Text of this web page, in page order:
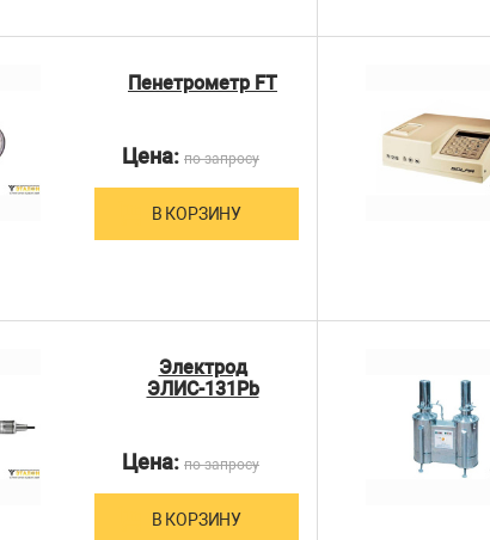
Пенетрометр FT
Цена: по запросу
В КОРЗИНУ
Электрод
ЭЛИС-131Pb
Цена: по запросу
В КОРЗИНУ